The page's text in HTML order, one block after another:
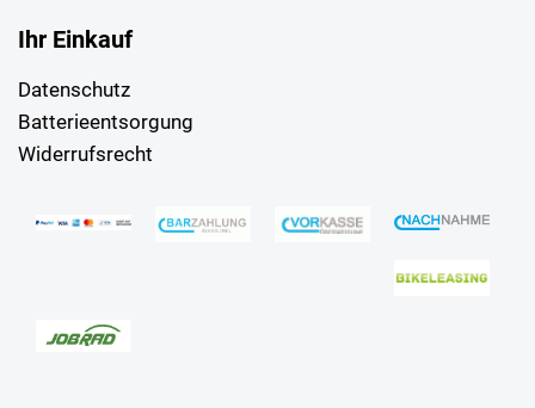
Ihr Einkauf
Datenschutz
Batterieentsorgung
Widerrufsrecht